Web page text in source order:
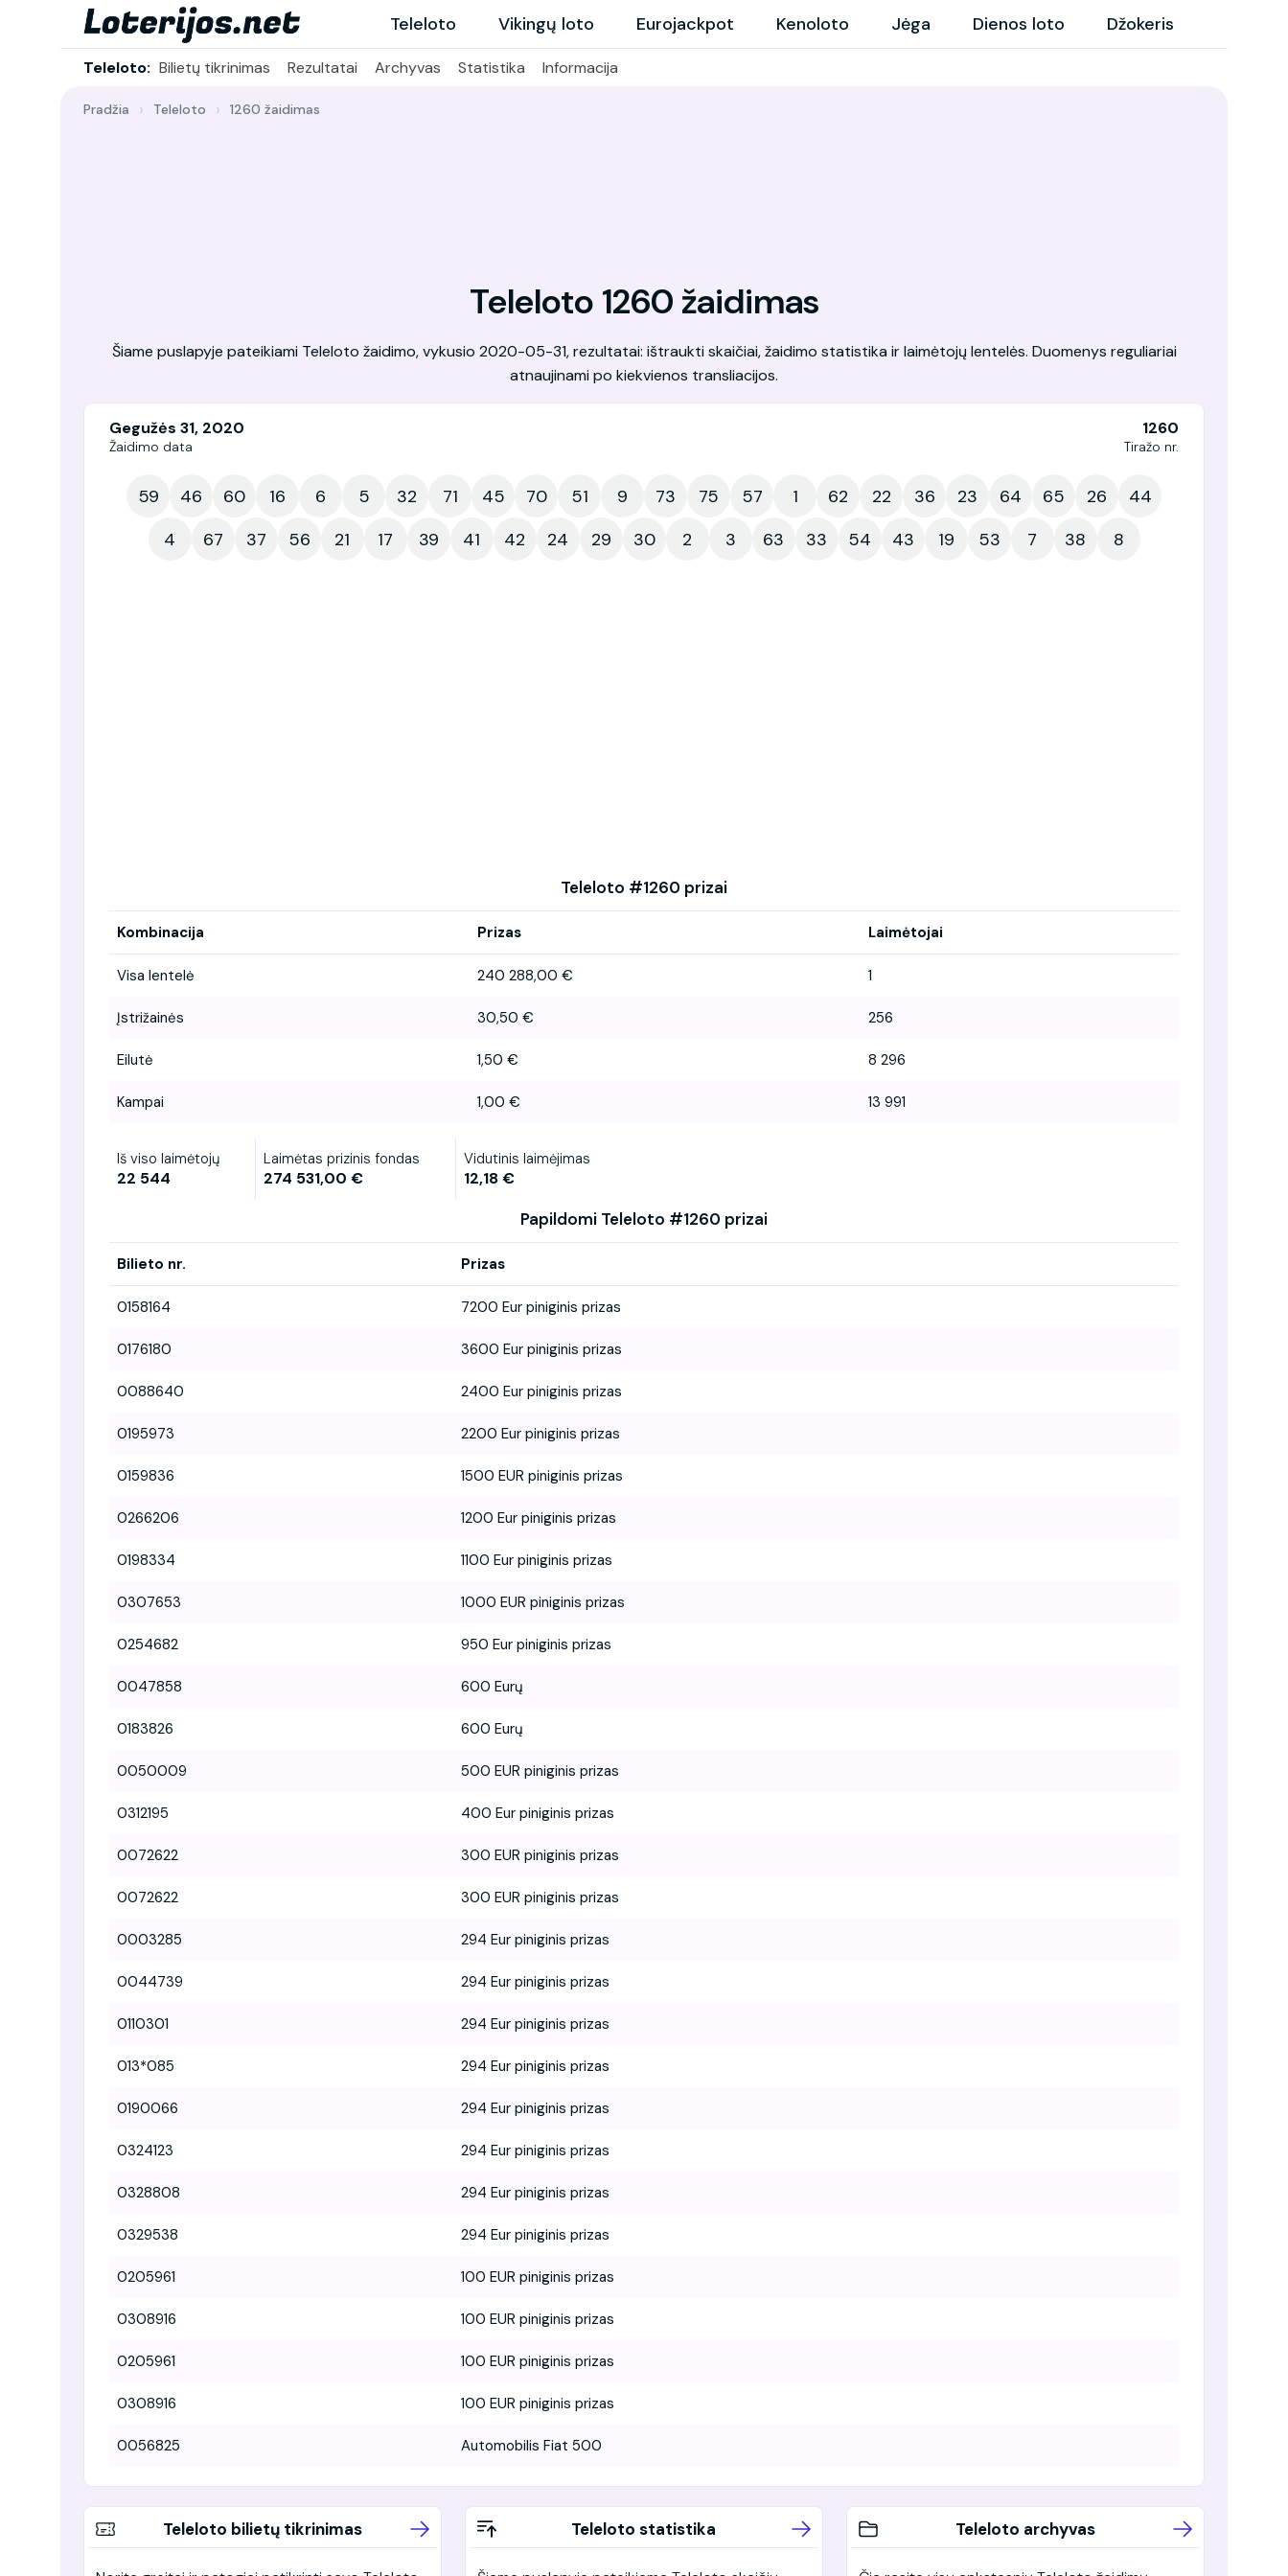
Teleloto Vikingų loto Eurojackpot Kenoloto Jėga Dienos loto Džokeris
Teleloto: Bilietų tikrinimas Rezultatai Archyvas Statistika Informacija
Pradžia Teleloto 1260 žaidimas
Teleloto 1260 žaidimas
Šiame puslapyje pateikiami Teleloto žaidimo, vykusio 2020-05-31, rezultatai: ištraukti skaičiai, žaidimo statistika ir laimėtojų lentelės. Duomenys reguliariai
atnaujinami po kiekvienos transliacijos.
Gegužės 31, 2020
Žaidimo data
1260
Tiražo nr.
59 46 60 16 6 5 32 71 45 70 51 9 73 75 57 1 62 22 36 23 64 65 26
44
4
67 37 56 21 17 39 41 42 24 29 30 2 3 63 33 54 43 19 53 7 38 8
Teleloto #1260 prizai
Kombinacija Prizas Laimėtojai
Visa lentelė 240 288,00 € 1
Įstrižainės 30,50 € 256
Eilutė 1,50 € 8 296
Kampai 1,00 € 13 991
Iš viso laimėtojų
22 544
Laimėtas prizinis fondas
274 531,00 €
Vidutinis laimėjimas
12,18 €
Papildomi Teleloto #1260 prizai
Bilieto nr. Prizas
0158164 7200 Eur piniginis prizas
0176180 3600 Eur piniginis prizas
0088640 2400 Eur piniginis prizas
0195973 2200 Eur piniginis prizas
0159836 1500 EUR piniginis prizas
0266206 1200 Eur piniginis prizas
0198334 1100 Eur piniginis prizas
0307653 1000 EUR piniginis prizas
0254682 950 Eur piniginis prizas
0047858 600 Eurų
0183826 600 Eurų
0050009 500 EUR piniginis prizas
0312195 400 Eur piniginis prizas
0072622 300 EUR piniginis prizas
0072622 300 EUR piniginis prizas
0003285 294 Eur piniginis prizas
0044739 294 Eur piniginis prizas
0110301 294 Eur piniginis prizas
013*085 294 Eur piniginis prizas
0190066 294 Eur piniginis prizas
0324123 294 Eur piniginis prizas
0328808 294 Eur piniginis prizas
0329538 294 Eur piniginis prizas
0205961 100 EUR piniginis prizas
0308916 100 EUR piniginis prizas
0205961 100 EUR piniginis prizas
0308916 100 EUR piniginis prizas
0056825 Automobilis Fiat 500
Teleloto bilietų tikrinimas Teleloto statistika Teleloto archyvas